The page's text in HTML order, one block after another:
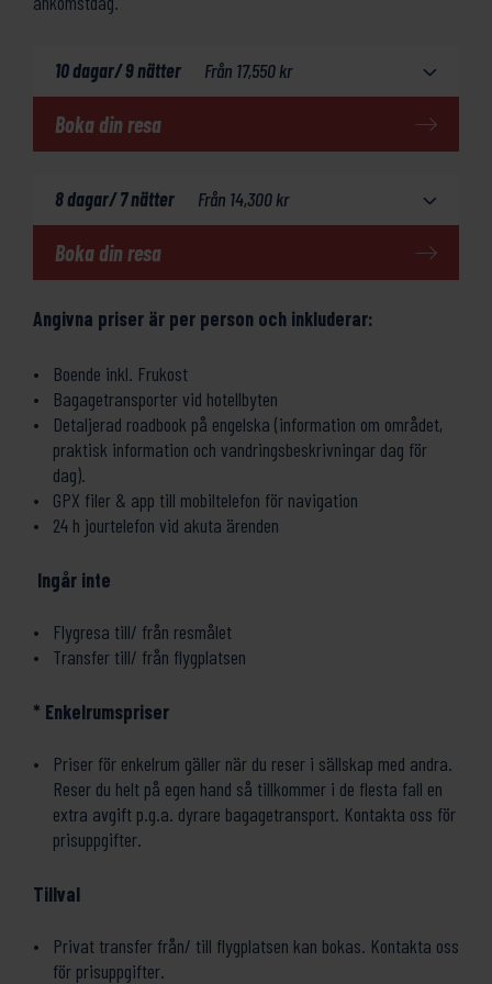
10 dagar/ 9 nätter Från 17,550kr
Boka din resa
8 dagar/ 7 nätter Från 14,300kr
Boka din resa
Angivna priser är per person och inkluderar:
Boende inkl. Frukost
Bagagetransporter vid hotellbyten
Detaljerad roadbook på engelska (information om området,
praktisk information och vandringsbeskrivningar dag för
dag).
GPX filer & app till mobiltelefon för navigation
24 h jourtelefon vid akuta ärenden
Ingår inte
Flygresa till/ från resmålet
Transfer till/ från flygplatsen
* Enkelrumspriser
Priser för enkelrum gäller när du reser i sällskap med andra.
Reser du helt på egen hand så tillkommer i de flesta fall en
extra avgift p.g.a. dyrare bagagetransport. Kontakta oss för
prisuppgifter.
Tillval
Privat transfer från/ till flygplatsen kan bokas. Kontakta oss
för prisuppgifter.